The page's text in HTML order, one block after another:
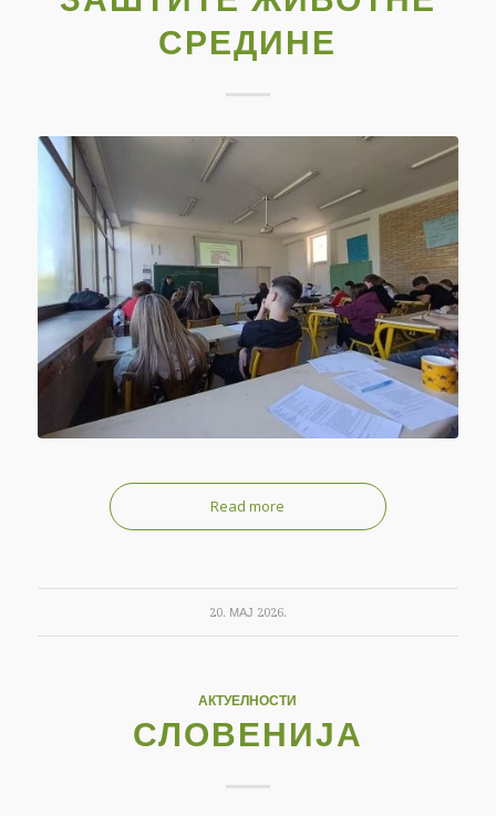
СРЕДИНЕ
Read more
20. МАЈ 2026.
АКТУЕЛНОСТИ
СЛОВЕНИЈА